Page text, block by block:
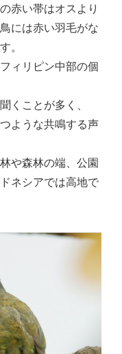
赤い帯はオスより
には赤い羽毛がな
。
ィリピン中部の個
くことが多く、
ような共鳴する声
や森林の端、公園
ネシアでは高地で